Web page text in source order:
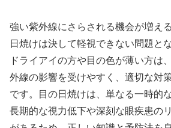
強い紫外線にさらされる機会が増え
日焼けは決して軽視できない問題と
ドライアイの方や目の色が薄い方は
外線の影響を受けやすく、適切な対
です。目の日焼けは、単なる一時的
長期的な視力低下や深刻な眼疾患の